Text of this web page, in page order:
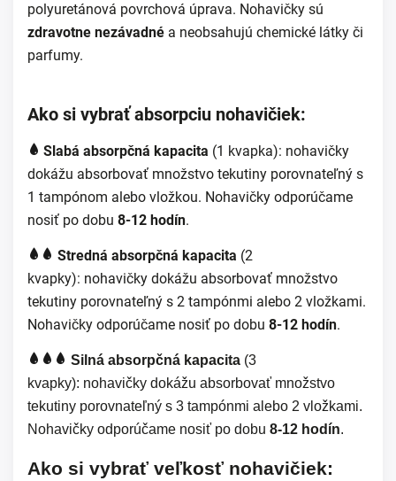
polyuretánová povrchová úprava. Nohavičky sú
zdravotne nezávadné a neobsahujú chemické látky či
parfumy.
Ako si vybrať absorpciu nohavičiek:
Slabá absorpčná kapacita (1 kvapka): nohavičky
dokážu absorbovať množstvo tekutiny porovnateľný s
1 tampónom alebo vložkou. Nohavičky odporúčame
nosiť po dobu 8-12 hodín.
Stredná absorpčná kapacita (2
kvapky): nohavičky dokážu absorbovať množstvo
tekutiny porovnateľný s 2 tampónmi alebo 2 vložkami.
Nohavičky odporúčame nosiť po dobu 8-12 hodín.
Silná absorpčná kapacita (3
kvapky): nohavičky dokážu absorbovať množstvo
tekutiny porovnateľný s 3 tampónmi alebo 2 vložkami.
Nohavičky odporúčame nosiť po dobu 8-12 hodín.
Ako si vybrať veľkosť nohavičiek: